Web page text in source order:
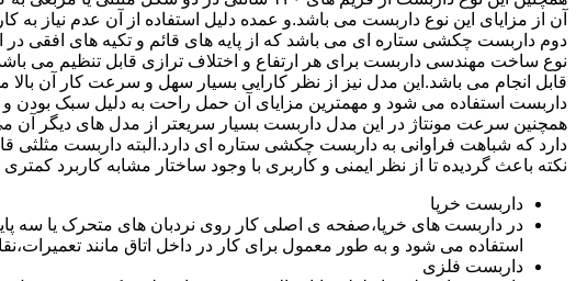
آن از مزایای این نوع داربست می باشد.و عمده دلیل استفاده از آن عدم نیاز
دوم داربست چکشی ستاره ای می باشد که از پایه های قائم و تکیه های افقی در
نوع ساخت مهندسی داربست برای هر ارتفاع و اختلاف ترازی قابل تنظیم می
قابل انجام می باشد.این مدل نیز از نظر کارایی بسیار سهل و سرعت کار آن بالا
داربست استفاده می شود و مهمترین مزایای آن حمل راحت به دلیل سبک بودن و
همچنین سرعت مونتاژ در این مدل داربست بسیار سریعتر از مدل های دیگر
دارد که شباهت فراوانی به داربست چکشی ستاره ای دارد.البته داربست
نکته باعث گردیده تا از نظر ایمنی و کاربری با وجود ساختار مشابه کاربرد کمتری
داربست خرپا
استفاده می شود و به طور معمول برای کار در داخل اتاق مانند
داربست فلزی